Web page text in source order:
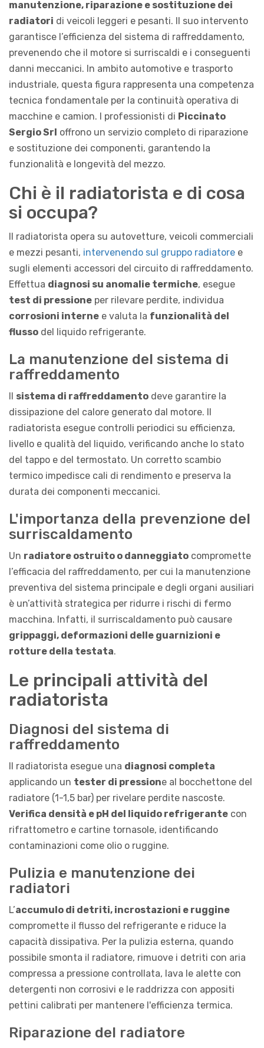
manutenzione, riparazione e sostituzione dei
radiatori di veicoli leggeri e pesanti. Il suo intervento
garantisce l’efficienza del sistema di raffreddamento,
prevenendo che il motore si surriscaldi e i conseguenti
danni meccanici. In ambito automotive e trasporto
industriale, questa figura rappresenta una competenza
tecnica fondamentale per la continuità operativa di
macchine e camion. I professionisti di Piccinato
Sergio Srl offrono un servizio completo di riparazione
e sostituzione dei componenti, garantendo la
funzionalità e longevità del mezzo.
Chi è il radiatorista e di cosa
si occupa?
Il radiatorista opera su autovetture, veicoli commerciali
e mezzi pesanti, intervenendo sul gruppo radiatore e
sugli elementi accessori del circuito di raffreddamento.
Effettua diagnosi su anomalie termiche, esegue
test di pressione per rilevare perdite, individua
corrosioni interne e valuta la funzionalità del
flusso del liquido refrigerante.
La manutenzione del sistema di
raffreddamento
Il sistema di raffreddamento deve garantire la
dissipazione del calore generato dal motore. Il
radiatorista esegue controlli periodici su efficienza,
livello e qualità del liquido, verificando anche lo stato
del tappo e del termostato. Un corretto scambio
termico impedisce cali di rendimento e preserva la
durata dei componenti meccanici.
L'importanza della prevenzione del
surriscaldamento
Un radiatore ostruito o danneggiato compromette
l’efficacia del raffreddamento, per cui la manutenzione
preventiva del sistema principale e degli organi ausiliari
è un’attività strategica per ridurre i rischi di fermo
macchina. Infatti, il surriscaldamento può causare
grippaggi, deformazioni delle guarnizioni e
rotture della testata.
Le principali attività del
radiatorista
Diagnosi del sistema di
raffreddamento
Il radiatorista esegue una diagnosi completa
applicando un tester di pressione al bocchettone del
radiatore (1-1,5 bar) per rivelare perdite nascoste.
Verifica densità e pH del liquido refrigerante con
rifrattometro e cartine tornasole, identificando
contaminazioni come olio o ruggine.
Pulizia e manutenzione dei
radiatori
L’accumulo di detriti, incrostazioni e ruggine
compromette il flusso del refrigerante e riduce la
capacità dissipativa. Per la pulizia esterna, quando
possibile smonta il radiatore, rimuove i detriti con aria
compressa a pressione controllata, lava le alette con
detergenti non corrosivi e le raddrizza con appositi
pettini calibrati per mantenere l'efficienza termica.
Riparazione del radiatore